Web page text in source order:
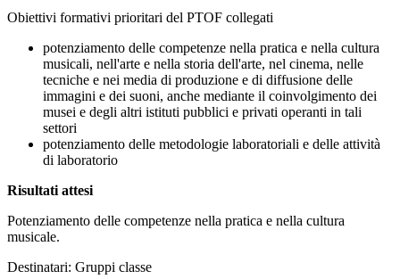
Obiettivi formativi prioritari del PTOF collegati
potenziamento delle competenze nella pratica e nella cultura
musicali, nell'arte e nella storia dell'arte, nel cinema, nelle
tecniche e nei media di produzione e di diffusione delle
immagini e dei suoni, anche mediante il coinvolgimento dei
musei e degli altri istituti pubblici e privati operanti in tali
settori
potenziamento delle metodologie laboratoriali e delle attività
di laboratorio
Risultati attesi
Potenziamento delle competenze nella pratica e nella cultura
musicale.
Destinatari: Gruppi classe